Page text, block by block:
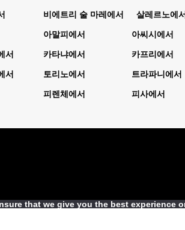
비에트리 술 마레에서 살레르노에
아말피에서 아씨시에서
서 카타냐에서 카프리에서
서 토리노에서 트라파니에서
피렌체에서 피사에서
that we give you the best